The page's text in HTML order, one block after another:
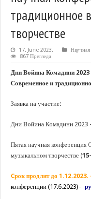
традиционное
творчестве
17. June 2023.
867 Прегледа
Дни Войина Комадини
Современное и
Заявка на участие:
Дни Войина Комадини 2023
Пятая научная конференция
музыкальном творчестве (
Cрок продлит до 1.12.2023.
конференции (17.6.2023)–